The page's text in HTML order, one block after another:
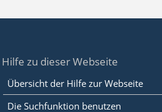
Hilfe zu dieser Webseite
Übersicht der Hilfe zur Webseite
Die Suchfunktion benutzen